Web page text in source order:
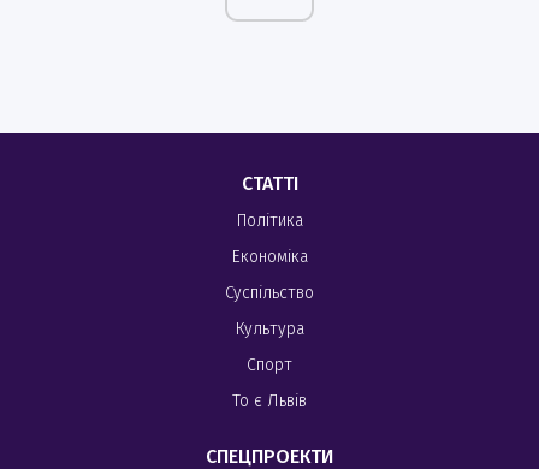
СТАТТІ
Політика
Економіка
Суспільство
Культура
Спорт
То є Львів
СПЕЦПРОЕКТИ